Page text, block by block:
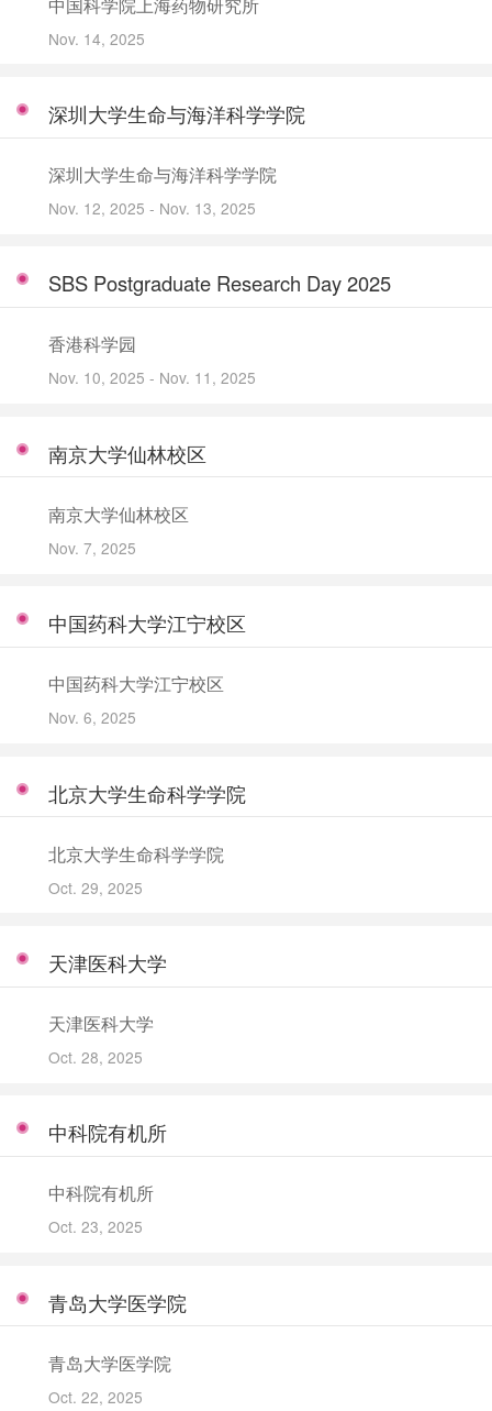
Nov. 14, 2025
深圳大学生命与海洋科学学院
深圳大学生命与海洋科学学院
Nov. 12, 2025 - Nov. 13, 2025
SBS Postgraduate Research Day 2025
香港科学园
Nov. 10, 2025 - Nov. 11, 2025
南京大学仙林校区
南京大学仙林校区
Nov. 7, 2025
中国药科大学江宁校区
中国药科大学江宁校区
Nov. 6, 2025
北京大学生命科学学院
北京大学生命科学学院
Oct. 29, 2025
天津医科大学
天津医科大学
Oct. 28, 2025
中科院有机所
中科院有机所
Oct. 23, 2025
青岛大学医学院
青岛大学医学院
Oct. 22, 2025